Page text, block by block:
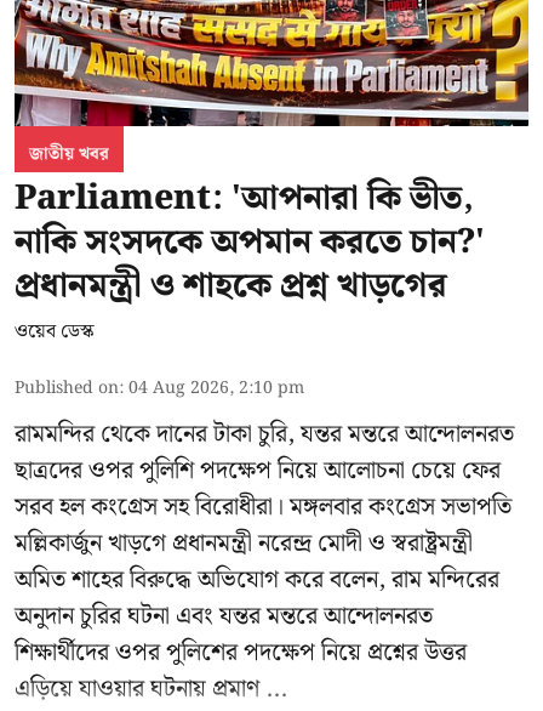
জাতীয় খবর
Parliament: 'আপনারা কি ভীত,
নাকি সংসদকে অপমান করতে চান?'
প্রধানমন্ত্রী ও শাহকে প্রশ্ন খাড়গের
ওয়েব ডেস্ক
Published on:04 Aug 2026, 2:10 pm
রামমন্দির থেকে দানের টাকা চুরি, যন্তর মন্তরে আন্দোলনরত
ছাত্রদের ওপর পুলিশি পদক্ষেপ নিয়ে আলোচনা চেয়ে ফের
সরব হল কংগ্রেস সহ বিরোধীরা। মঙ্গলবার কংগ্রেস সভাপতি
মল্লিকার্জুন খাড়গে প্রধানমন্ত্রী নরেন্দ্র মোদী ও স্বরাষ্ট্রমন্ত্রী
অমিত শাহের বিরুদ্ধে অভিযোগ করে বলেন, রাম মন্দিরের
অনুদান চুরির ঘটনা এবং যন্তর মন্তরে আন্দোলনরত
শিক্ষার্থীদের ওপর পুলিশের পদক্ষেপ নিয়ে প্রশ্নের উত্তর
এড়িয়ে যাওয়ার ঘটনায় প্রমাণ ...